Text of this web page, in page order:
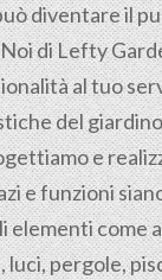
diventare il
di Lefty
al tuo
del
e
e funzioni
elementi come
luci, pergole,